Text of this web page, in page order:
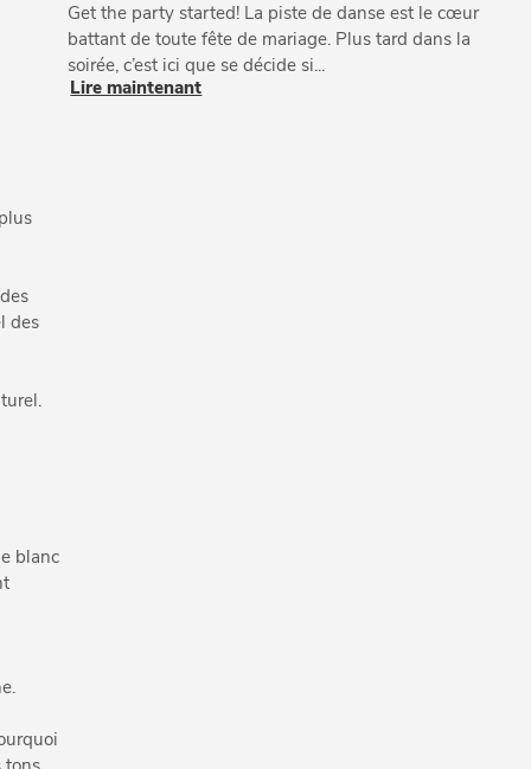
des
blanc
Get the party started! La piste de danse est le cœur
battant de toute fête de mariage. Plus tard dans la
soirée, c’est ici que se décide si...
Lire maintenant